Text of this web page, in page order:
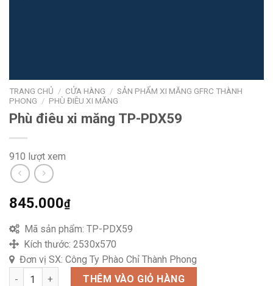
TRANG CHỦ / CỬA HÀNG / SẢN PHẨM XI MĂNG GFRC THÀNH
PHONG / PHÙ ĐIÊU XI MĂNG
Phù điêu xi măng TP-PDX59
910 lượt xem
845.000₫
Mã sản phẩm: TP-PDX59
Kích thước: 2530x570
Đơn vị SX: Công Ty Phào Chỉ Thành Phong
Phù điêu xi măng TP-PDX59 số lượng
THÊM VÀO GIỎ HÀNG